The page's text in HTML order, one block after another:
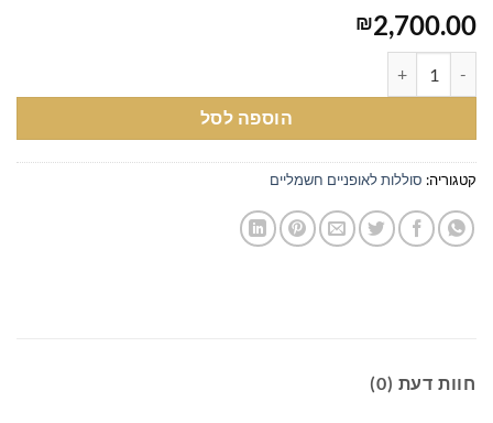
₪2,700.00
הוספה לסל
קטגוריה: סוללות לאופניים חשמליים
חוות דעת (0)